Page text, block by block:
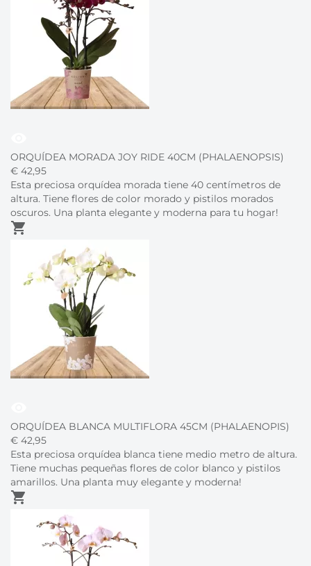
ORQUÍDEA MORADA JOY RIDE 40CM (PHALAENOPSIS)
€ 42,95
Esta preciosa orquídea morada tiene 40 centímetros de
altura. Tiene flores de color morado y pistilos morados
oscuros. Una planta elegante y moderna para tu hogar!
shopping_cart
ORQUÍDEA BLANCA MULTIFLORA 45CM (PHALAENOPIS)
€ 42,95
Esta preciosa orquídea blanca tiene medio metro de altura.
Tiene muchas pequeñas flores de color blanco y pistilos
amarillos. Una planta muy elegante y moderna!
shopping_cart